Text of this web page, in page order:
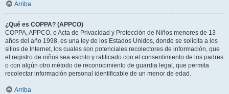
Arriba
¿Qué es COPPA? (APPCO)
COPPA, APPCO, o Acta de Privacidad y Protección de Niños menores de 13
años del año 1998, es una ley de los Estados Unidos, donde se solicita a los
sitios de Internet, los cuales son potenciales recolectores de información, que
el registro de niños sea escrito y ratificado con el consentimiento de los padres
o con algún otro método de reconocimiento de guardia legal, que permita
recolectar información personal identificable de un menor de edad.
Arriba